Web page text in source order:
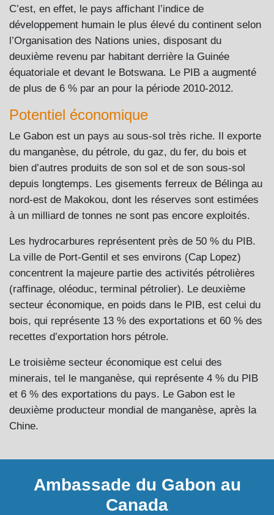
C’est, en effet, le pays affichant l’indice de
développement humain le plus élevé du continent selon
l’Organisation des Nations unies, disposant du
deuxième revenu par habitant derrière la Guinée
équatoriale et devant le Botswana. Le PIB a augmenté
de plus de 6 % par an pour la période 2010-2012.
Potentiel économique
Le Gabon est un pays au sous-sol très riche. Il exporte
du manganèse, du pétrole, du gaz, du fer, du bois et
bien d’autres produits de son sol et de son sous-sol
depuis longtemps. Les gisements ferreux de Bélinga au
nord-est de Makokou, dont les réserves sont estimées
à un milliard de tonnes ne sont pas encore exploités.
Les hydrocarbures représentent près de 50 % du PIB.
La ville de Port-Gentil et ses environs (Cap Lopez)
concentrent la majeure partie des activités pétrolières
(raffinage, oléoduc, terminal pétrolier). Le deuxième
secteur économique, en poids dans le PIB, est celui du
bois, qui représente 13 % des exportations et 60 % des
recettes d’exportation hors pétrole.
Le troisième secteur économique est celui des
minerais, tel le manganèse, qui représente 4 % du PIB
et 6 % des exportations du pays. Le Gabon est le
deuxième producteur mondial de manganèse, après la
Chine.
Ambassade du Gabon au
Canada